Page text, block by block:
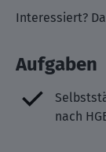
Interessiert?
Aufgaben
nach